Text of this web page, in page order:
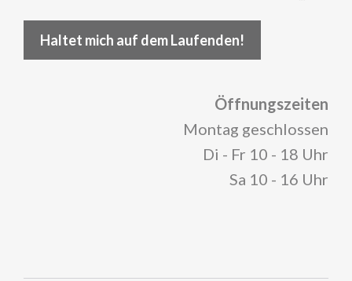
Haltet mich auf dem Laufenden!
Öffnungszeiten
Montag geschlossen
Di - Fr 10 - 18 Uhr
Sa 10 - 16 Uhr